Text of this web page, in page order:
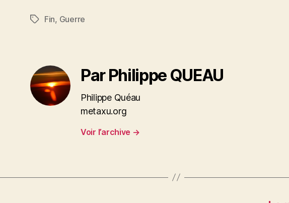
Étiquettes
Fin, Guerre
Par Philippe QUEAU
Philippe Quéau
metaxu.org
Voir l’archive →